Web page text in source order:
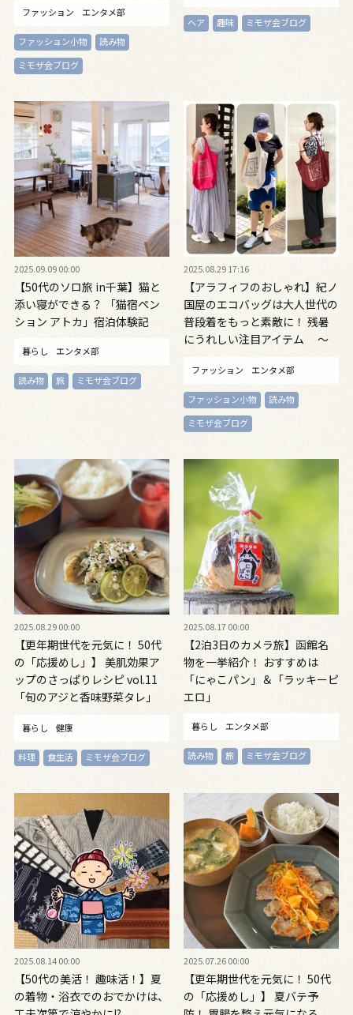
ファッション エンタメ部
ファッション小物
読み物
ミモザ会ブログ
ヘア 趣味 ミモザ会ブログ
2025.09.09 00:00
【50代のソロ旅 in千葉】猫と
添い寝ができる？ 「猫宿ペン
ション アトカ」宿泊体験記
暮らし エンタメ部
読み物 旅 ミモザ会ブログ
2025.08.29 17:16
【アラフィフのおしゃれ】紀ノ
国屋のエコバッグは大人世代の
普段着をもっと素敵に！ 残暑
にうれしい注目アイテム ～
ファッション エンタメ部
ファッション小物
読み物
ミモザ会ブログ
2025.08.29 00:00
【更年期世代を元気に！ 50代
の「応援めし」】 美肌効果ア
ップのさっぱりレシピ vol.11
「旬のアジと香味野菜タレ」
暮らし 健康
料理 食生活 ミモザ会ブログ
2025.08.17 00:00
【2泊3日のカメラ旅】函館名
物を一挙紹介！ おすすめは
「にゃこパン」＆「ラッキーピ
エロ」
暮らし エンタメ部
読み物 旅 ミモザ会ブログ
2025.08.14 00:00
【50代の美活！ 趣味活！】夏
の着物・浴衣でのおでかけは、
2025.07.26 00:00
【更年期世代を元気に！ 50代
の「応援めし」】 夏バテ予